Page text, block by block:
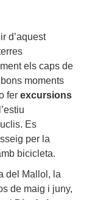
d’aquest
els caps de
moments
fer excursions
Es
per la
bicicleta.
del Mallol, la
de maig i juny,